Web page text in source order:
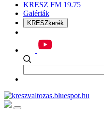
KRESZ FM 19.75
Galériák
KRESZkerék